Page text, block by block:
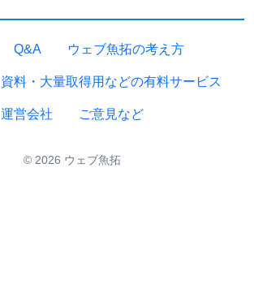
Q&A ウェブ魚拓の考え方
資料・大量取得用などの有料サービス
運営会社 ご意見など
© 2026 ウェブ魚拓